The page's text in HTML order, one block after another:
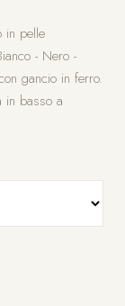
in pelle
- Nero -
gancio in ferro.
in basso a